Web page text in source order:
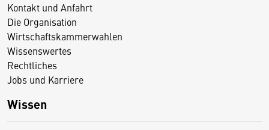
Kontakt und Anfahrt
Die Organisation
Wirtschaftskammerwahlen
Wissenswertes
Rechtliches
Jobs und Karriere
Wissen